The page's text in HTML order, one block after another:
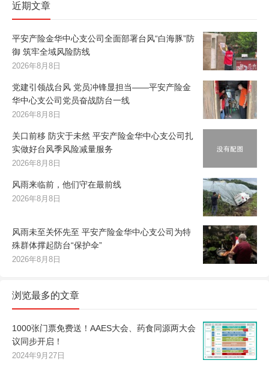
近期文章
平安产险金华中心支公司全面部署台风“白海豚”防
御 筑牢全域风险防线
2026年8月8日
党建引领战台风 党员冲锋显担当——平安产险金
华中心支公司党员奋战防台一线
2026年8月8日
关口前移 防灾于未然 平安产险金华中心支公司扎
实做好台风季风险减量服务
2026年8月8日
风雨来临前，他们守在最前线
2026年8月8日
风雨未至关怀先至 平安产险金华中心支公司为特
殊群体撑起防台“保护伞”
2026年8月8日
浏览最多的文章
1000张门票免费送！AAES大会、药食同源两大会
议同步开启！
2024年9月27日